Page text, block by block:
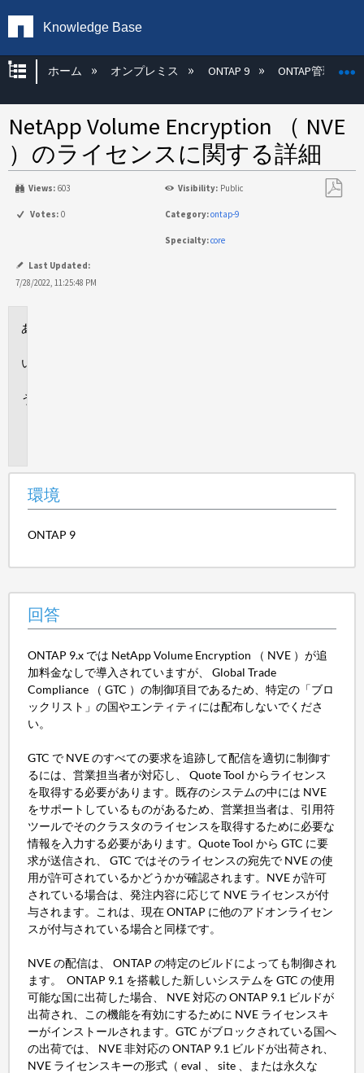
Knowledge Base
グローバル階層を展開/折りたたむ
ホーム オンプレミス ONTAP 9 ONTAP管理
NetApp Volume Encryption （ NVE
）のライセンスに関する詳細
Views: 603 Visibility: Public
Votes: 0 Category:ontap-9
Specialty:core
Last Updated:
7/28/2022, 11:25:48 PM
環境
ONTAP 9
回答
ONTAP 9.x では NetApp Volume Encryption （ NVE ）が追
加料金なしで導入されていますが、 Global Trade
Compliance （ GTC ）の制御項目であるため、特定の「ブロ
ックリスト」の国やエンティティには配布しないでくださ
い。
GTC で NVE のすべての要求を追跡して配信を適切に制御す
るには、営業担当者が対応し、 Quote Tool からライセンス
を取得する必要があります。既存のシステムの中には NVE
をサポートしているものがあるため、営業担当者は、引用符
ツールでそのクラスタのライセンスを取得するために必要な
情報を入力する必要があります。Quote Tool から GTC に要
求が送信され、 GTC ではそのライセンスの宛先で NVE の使
用が許可されているかどうかが確認されます。NVE が許可
されている場合は、発注内容に応じて NVE ライセンスが付
与されます。これは、現在 ONTAP に他のアドオンライセン
スが付与されている場合と同様です。
NVE の配信は、 ONTAP の特定のビルドによっても制御され
ます。 ONTAP 9.1 を搭載した新しいシステムを GTC の使用
可能な国に出荷した場合、 NVE 対応の ONTAP 9.1 ビルドが
出荷され、この機能を有効にするために NVE ライセンスキ
ーがインストールされます。GTC がブロックされている国へ
の出荷では、 NVE 非対応の ONTAP 9.1 ビルドが出荷され、
NVE ライセンスキーの形式（ eval 、 site 、または永久な